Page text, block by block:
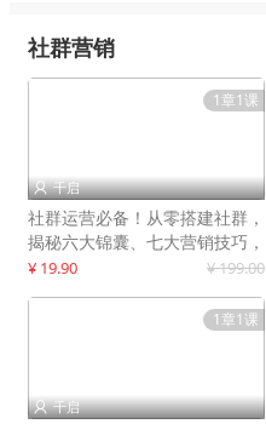
社群营销
1章1课
 千启
社群运营必备！从零搭建社群，
揭秘六大锦囊、七大营销技巧，
打造火爆社群
¥ 19.90 ¥ 199.00
1章1课
 千启